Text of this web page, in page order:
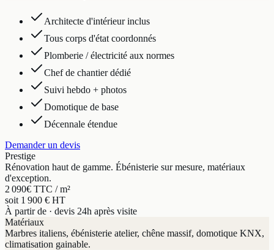
Architecte d'intérieur inclus
Tous corps d'état coordonnés
Plomberie / électricité aux normes
Chef de chantier dédié
Suivi hebdo + photos
Domotique de base
Décennale étendue
Demander un devis
Prestige
Rénovation haut de gamme. Ébénisterie sur mesure, matériaux
d'exception.
2 090€ TTC / m²
soit 1 900 € HT
À partir de · devis 24h après visite
Matériaux
Marbres italiens, ébénisterie atelier, chêne massif, domotique KNX,
climatisation gainable.